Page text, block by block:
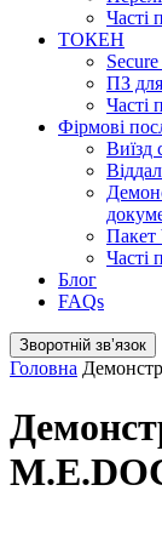
Часті
ТОКЕН
ПЗ
Часті
Фірмові
Виїзд
Пакет
Часті
Блог
FAQs
Зворотній звʼязок
Головна